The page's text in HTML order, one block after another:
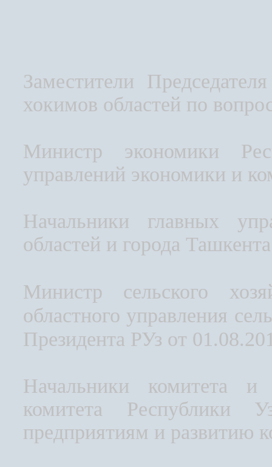
Заместители
хокимов областей по
Министр экономики
управлений экономики и
Начальники главных
областей и города Ташкента
Министр сельского
областного управления
Президента РУз от
Начальники комитета и
комитета Республики
предприятиям и развитию